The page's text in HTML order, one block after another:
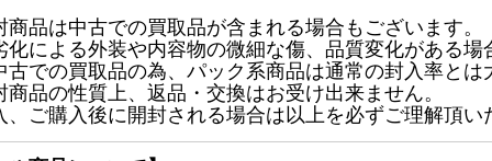
商品は中古での買取品が含まれる場合もございます。
化による外装や内容物の微細な傷、品質変化がある場
古での買取品の為、パック系商品は通常の封入率と
商品の性質上、返品・交換はお受け出来ません。
、ご購入後に開封される場合は以上を必ずご理解頂い